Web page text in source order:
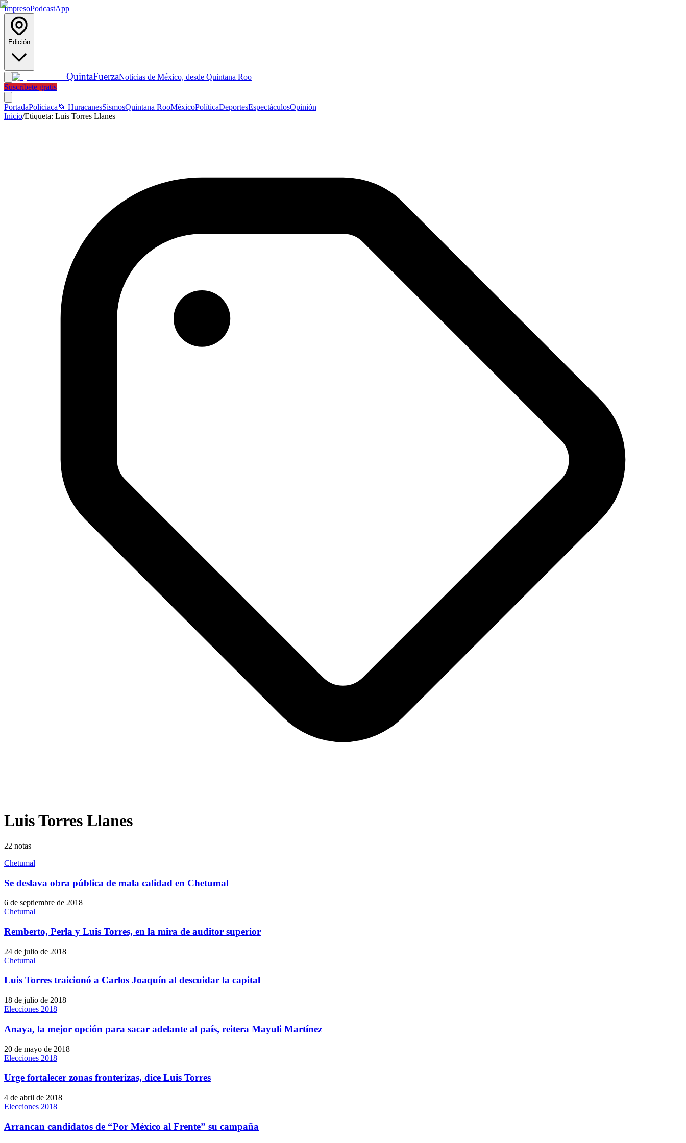
ImpresoPodcastApp
Edición
QuintaFuerzaNoticias de México, desde Quintana Roo
Suscríbete gratis
PortadaPoliciaca 🌀 HuracanesSismosQuintana RooMéxicoPolíticaDeportesEspectáculosOpinión
Inicio/Etiqueta: Luis Torres Llanes
Luis Torres Llanes
22 notas
Chetumal
Se deslava obra pública de mala calidad en Chetumal
6 de septiembre de 2018
Chetumal
Remberto, Perla y Luis Torres, en la mira de auditor superior
24 de julio de 2018
Chetumal
Luis Torres traicionó a Carlos Joaquín al descuidar la capital
18 de julio de 2018
Elecciones 2018
Anaya, la mejor opción para sacar adelante al país, reitera Mayuli Martínez
20 de mayo de 2018
Elecciones 2018
Urge fortalecer zonas fronterizas, dice Luis Torres
4 de abril de 2018
Elecciones 2018
Arrancan candidatos de “Por México al Frente” su campaña